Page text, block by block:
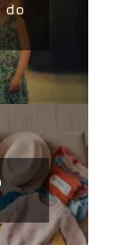
do